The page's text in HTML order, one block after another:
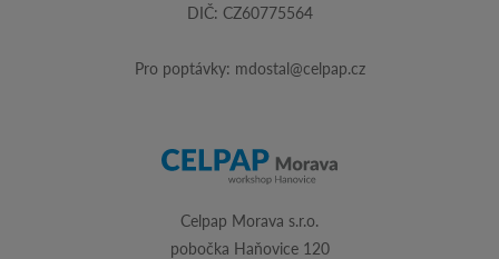
DIČ: CZ60775564
Pro poptávky: mdostal@celpap.cz
Celpap Morava s.r.o.
pobočka Haňovice 120